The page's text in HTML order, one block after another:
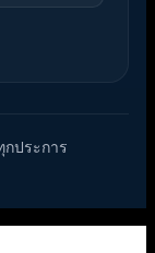
ประการ